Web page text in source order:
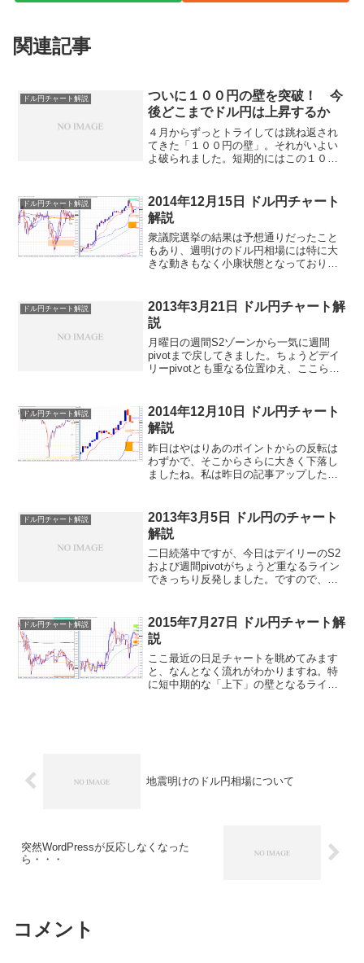
関連記事
ドル円チャート解説
ついに１００円の壁を突破！ 今
後どこまでドル円は上昇するか
４月からずっとトライしては跳ね返され
てきた「１００円の壁」。それがいよい
よ破られました。短期的にはこの１００
可能性が高いと考えています。とりあえ
ず当面の目標としては、週...
ドル円チャート解説
2014年12月15日 ドル円チャート
解説
衆議院選挙の結果は予想通りだったこと
もあり、週明けのドル円相場には特に大
きな動きもなく小康状態となっておりま
日足一目の転換線・基準線を目安にし、
大きく動いたあとの...
ドル円チャート解説
2013年3月21日 ドル円チャート解
説
月曜日の週間S2ゾーンから一気に週間
pivotまで戻してきました。ちょうどデイ
リーpivotとも重なる位置ゆえ、ここらで
うに見えます。
ドル円チャート解説
2014年12月10日 ドル円チャート
解説
昨日はやはりあのポイントからの反転は
わずかで、そこからさらに大きく下落し
ましたね。私は昨日の記事アップした直
トップを建値に移動しました。その後の
大きな下落を見るに...
ドル円チャート解説
2013年3月5日 ドル円のチャート
解説
二日続落中ですが、今日はデイリーのS2
および週間pivotがちょうど重なるライン
できっちり反発しました。ですので、こ
ら、１時間足の800SMAを見据えていく
必要があるで...
ドル円チャート解説
2015年7月27日 ドル円チャート解
説
ここ最近の日足チャートを眺めてみます
と、なんとなく流れがわかりますね。特
に短中期的な「上下」の壁となるライン
地震明けのドル円相場について
突然WordPressが反応しなくなった
ら・・・
コメント